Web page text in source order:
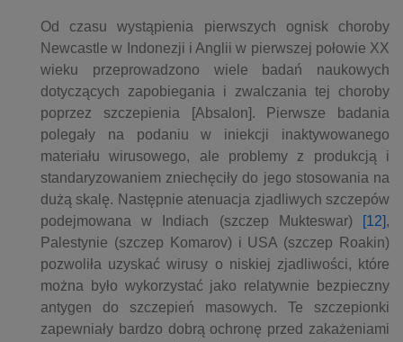
Od czasu wystąpienia pierwszych ognisk choroby
Newcastle w Indonezji i Anglii w pierwszej połowie XX
wieku przeprowadzono wiele badań naukowych
dotyczących zapobiegania i zwalczania tej choroby
poprzez szczepienia [Absalon]. Pierwsze badania
polegały na podaniu w iniekcji inaktywowanego
materiału wirusowego, ale problemy z produkcją i
standaryzowaniem zniechęciły do jego stosowania na
dużą skalę. Następnie atenuacja zjadliwych szczepów
podejmowana w Indiach (szczep Mukteswar)
[12],
Palestynie (szczep Komarov) i USA (szczep Roakin)
pozwoliła uzyskać wirusy o niskiej zjadliwości, które
można było wykorzystać jako relatywnie bezpieczny
antygen do szczepień masowych. Te szczepionki
zapewniały bardzo dobrą ochronę przed zakażeniami